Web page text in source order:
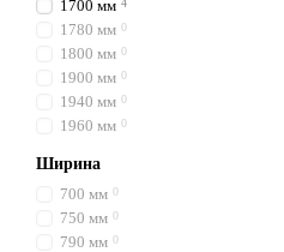
1700 мм 4
1780 мм 0
1800 мм 0
1900 мм 0
1940 мм 0
1960 мм 0
Ширина
700 мм 0
750 мм 0
790 мм 0